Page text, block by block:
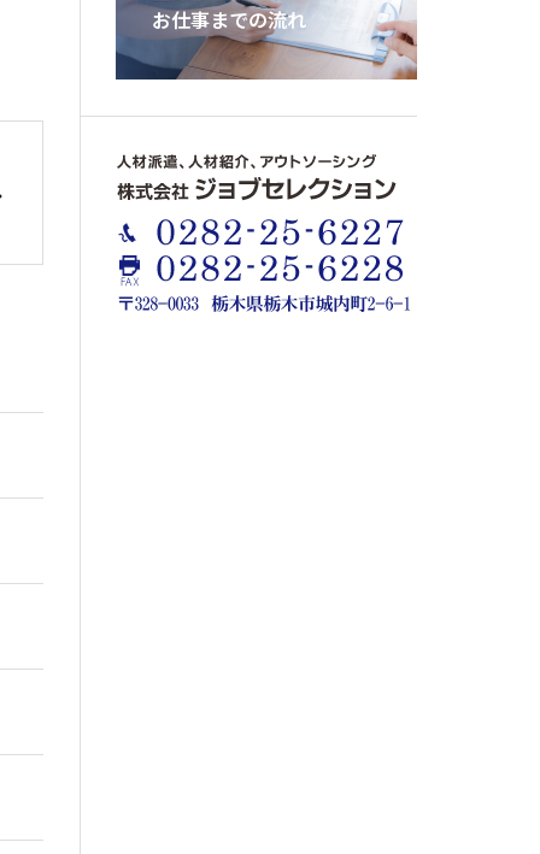
お仕事までの流れ